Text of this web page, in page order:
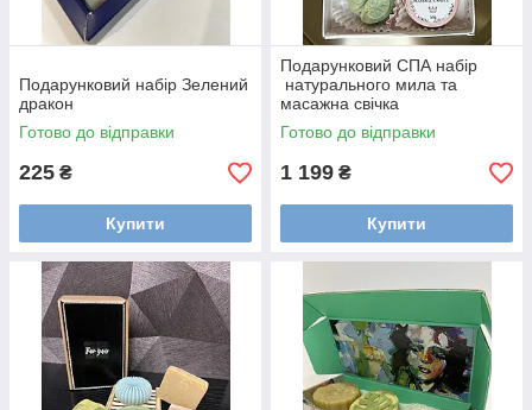
Подарунковий набір Зелений
дракон
Готово до відправки
225 ₴
Купити
Подарунковий СПА набір
натурального мила та
масажна свічка
Готово до відправки
1 199 ₴
Купити